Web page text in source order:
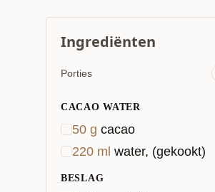
Ingrediënten
Porties
CACAO WATER
50 g cacao
220 ml water, (gekookt)
BESLAG